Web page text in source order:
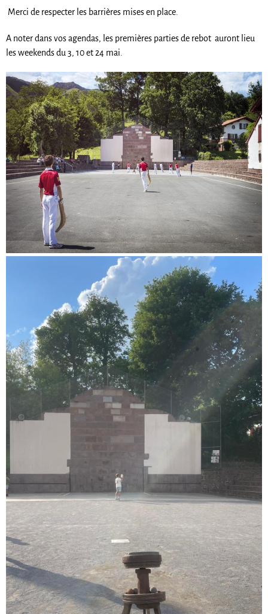
Merci de respecter les barrières mises en place.
A noter dans vos agendas, les premières parties de rebot auront lieu
les weekends du 3, 10 et 24 mai.